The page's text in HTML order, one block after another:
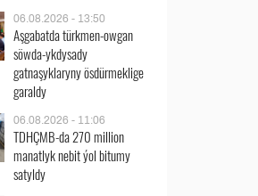
06.08.2026 - 13:50
Aşgabatda türkmen-owgan
söwda-ykdysady
gatnaşyklaryny ösdürmeklige
garaldy
06.08.2026 - 11:06
TDHÇMB-da 270 million
manatlyk nebit ýol bitumy
satyldy